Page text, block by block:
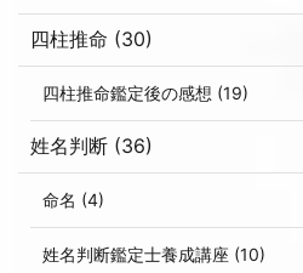
四柱推命 (30)
四柱推命鑑定後の感想 (19)
姓名判断 (36)
命名 (4)
姓名判断鑑定士養成講座 (10)